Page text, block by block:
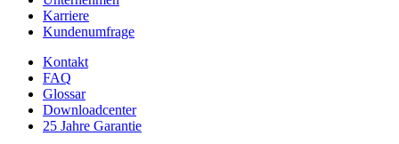
Karriere
Kundenumfrage
Kontakt
FAQ
Glossar
Downloadcenter
25 Jahre Garantie